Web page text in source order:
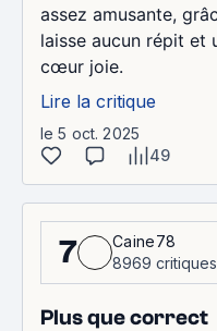
assez amusante,
laisse aucun répit et
cœur joie.
Lire la critique
le 5 oct. 2025
49
7
Caine78
8969 critiques
Plus que correct